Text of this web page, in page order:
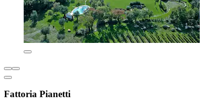
Fattoria Pianetti